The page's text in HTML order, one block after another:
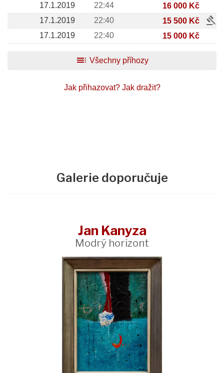
17.1.2019 22:44
16 000 Kč
17.1.2019
22:40 15 500 Kč gavel
17.1.2019 22:40 15 000 Kč
toc Všechny příhozy
Jak přihazovat? Jak dražit?
Galerie doporučuje
Jan Kanyza
Modrý horizont